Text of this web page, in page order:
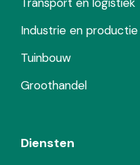
Industrie en productie
Tuinbouw
Groothandel
Diensten